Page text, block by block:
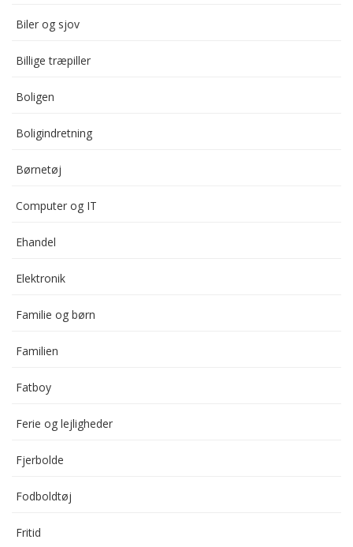
Biler og sjov
Billige træpiller
Boligen
Boligindretning
Børnetøj
Computer og IT
Ehandel
Elektronik
Familie og børn
Familien
Fatboy
Ferie og lejligheder
Fjerbolde
Fodboldtøj
Fritid